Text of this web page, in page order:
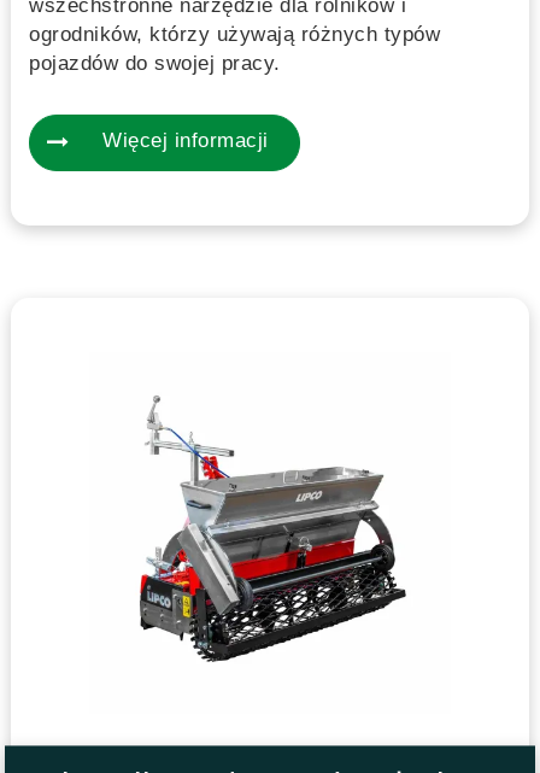
wszechstronne narzędzie dla rolników i
ogrodników, którzy używają różnych typów
pojazdów do swojej pracy.
Więcej informacji